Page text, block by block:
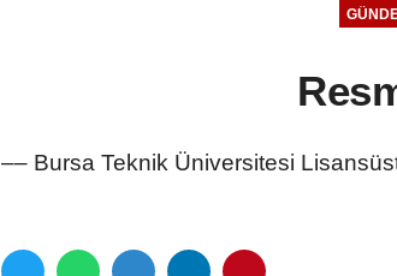
–– Bursa Teknik Üniversitesi